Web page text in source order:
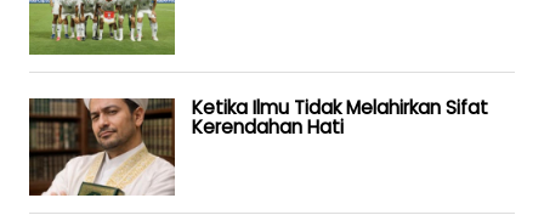
Ketika Ilmu Tidak Melahirkan Sifat
Kerendahan Hati